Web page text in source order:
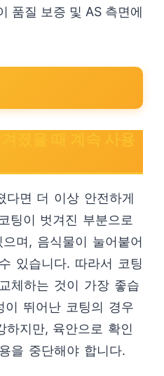
품질 보증 및 AS 측면에
다면 더 이상 안전하게
팅이 벗겨진 부분으로
며, 음식물이 눌어붙어
있습니다. 따라서 코팅
체하는 것이 가장 좋습
이 뛰어난 코팅의 경우
하지만, 육안으로 확인
을 중단해야 합니다.